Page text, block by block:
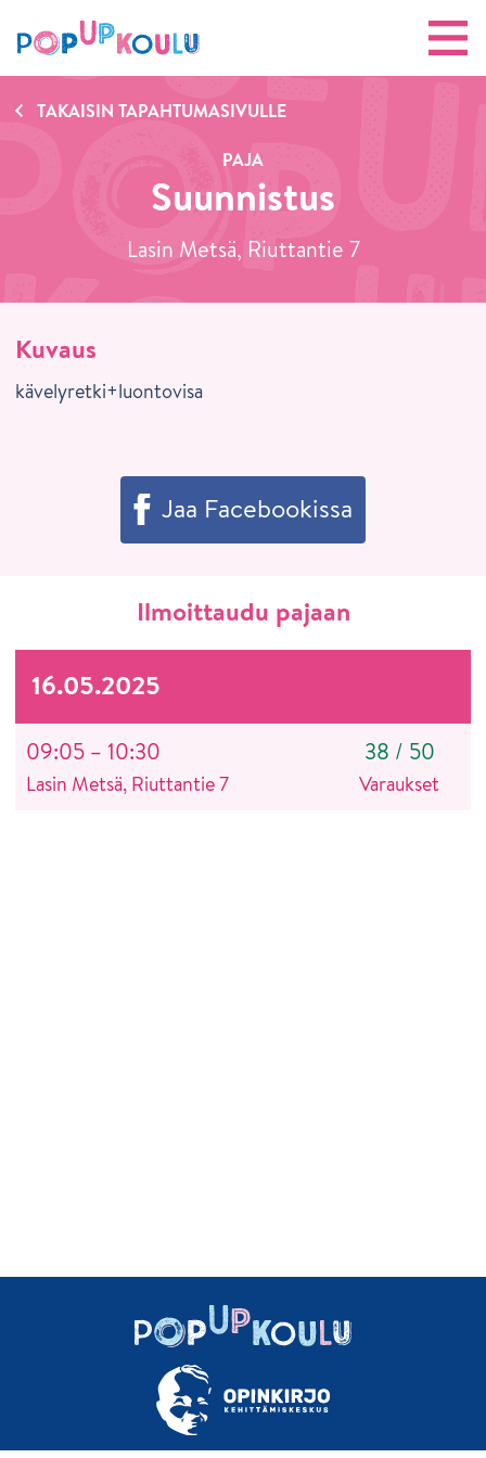
TAKAISIN TAPAHTUMASIVULLE
PAJA
Suunnistus
Lasin Metsä, Riuttantie 7
Kuvaus
kävelyretki+luontovisa
Jaa Facebookissa
Ilmoittaudu pajaan
16.05.2025
09:05 – 10:30
Lasin Metsä, Riuttantie 7
38 / 50
Varaukset